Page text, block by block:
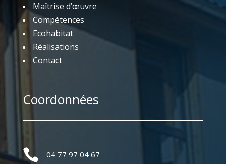
Maîtrise d’œuvre
Compétences
Ecohabitat
Réalisations
Contact
Coordonnées
 04 77 97 04 67